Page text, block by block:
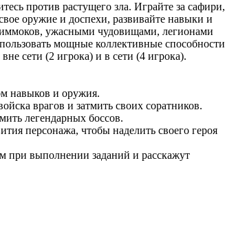
против растущего зла. Играйте за сафири,
оружие и доспехи, развивайте навыки и
ужасными чудовищами, легионами
мощные коллективные способности
сети (2 игрока) и в сети (4 игрока).
навыков и оружия.
врагов и затмить своих соратников.
легендарных боссов.
персонажа, чтобы наделить своего героя
выполнении заданий и расскажут